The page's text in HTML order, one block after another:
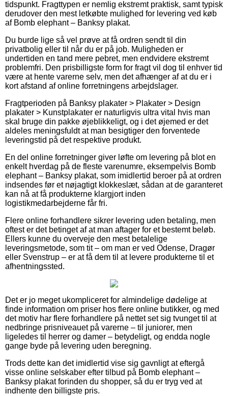
tidspunkt. Fragttypen er nemlig ekstremt praktisk, samt typisk
derudover den mest letkøbte mulighed for levering ved køb
af Bomb elephant – Banksy plakat.
Du burde lige så vel prøve at få ordren sendt til din
privatbolig eller til når du er på job. Muligheden er
undertiden en tand mere pebret, men endvidere ekstremt
problemfri. Den prisbilligste form for fragt vil dog til enhver tid
være at hente varerne selv, men det afhænger af at du er i
kort afstand af online forretningens arbejdslager.
Fragtperioden på Banksy plakater > Plakater > Design
plakater > Kunstplakater er naturligvis ultra vital hvis man
skal bruge din pakke øjeblikkeligt, og i det øjemed er det
aldeles meningsfuldt at man besigtiger den forventede
leveringstid på det respektive produkt.
En del online forretninger giver løfte om levering på blot en
enkelt hverdag på de fleste varenumre, eksempelvis Bomb
elephant – Banksy plakat, som imidlertid beroer på at ordren
indsendes før et nøjagtigt klokkeslæt, sådan at de garanteret
kan nå at få produkterne klargjort inden
logistikmedarbejderne får fri.
Flere online forhandlere sikrer levering uden betaling, men
oftest er det betinget af at man aftager for et bestemt beløb.
Ellers kunne du overveje den mest betalelige
leveringsmetode, som tit – om man er ved Odense, Dragør
eller Svenstrup – er at få dem til at levere produkterne til et
afhentningssted.
Det er jo meget ukompliceret for almindelige dødelige at
finde information om priser hos flere online butikker, og med
det motiv har flere forhandlere på nettet set sig tvunget til at
nedbringe prisniveauet på varerne – til juniorer, men
ligeledes til herrer og damer – betydeligt, og endda nogle
gange byde på levering uden beregning.
Trods dette kan det imidlertid vise sig gavnligt at eftergå
visse online selskaber efter tilbud på Bomb elephant –
Banksy plakat forinden du shopper, så du er tryg ved at
indhente den billigste pris.